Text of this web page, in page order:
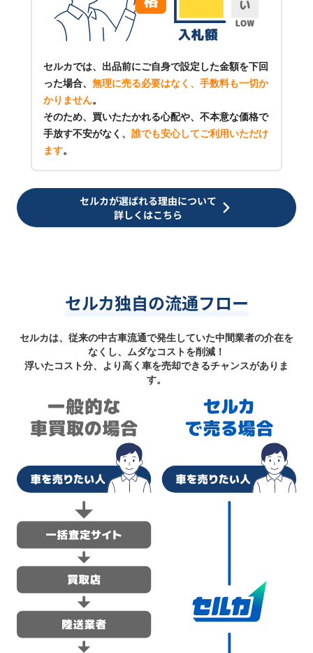
セルカでは、出品前にご自身で設定した金額を下回
った場合、 無理に売る必要はなく、手数料も一切か
かりません。
そのため、買いたたかれる心配や、不本意な価格で
手放す不安がなく、 誰でも安心してご利用いただけ
ます。
セルカが選ばれる理由について
詳しくはこちら
セルカ独自の流通フロー
セルカは、従来の中古車流通で発生していた中間業者の介在を
なくし、ムダなコストを削減！
浮いたコスト分、より高く車を売却できるチャンスがありま
す。